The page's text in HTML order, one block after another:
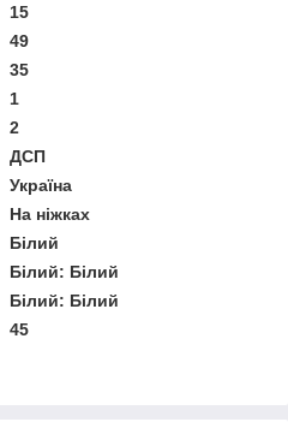
15
49
35
1
2
ДСП
Україна
На ніжках
Білий
Білий: Білий
Білий: Білий
45